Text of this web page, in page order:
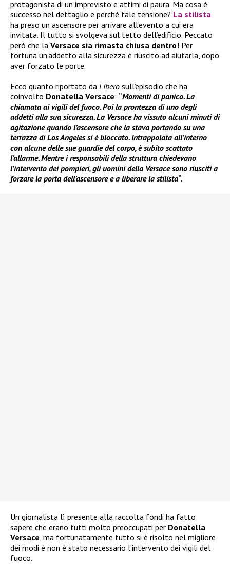
protagonista di un imprevisto e attimi di paura. Ma cosa è
successo nel dettaglio e perché tale tensione? La stilista
ha preso un ascensore per arrivare all’evento a cui era
invitata. Il tutto si svolgeva sul tetto dell’edificio. Peccato
però che la Versace sia rimasta chiusa dentro! Per
fortuna un’addetto alla sicurezza è riuscito ad aiutarla, dopo
aver forzato le porte.
Ecco quanto riportato da Libero sull’episodio che ha
coinvolto Donatella Versace: “Momenti di panico. La
chiamata ai vigili del fuoco. Poi la prontezza di uno degli
addetti alla sua sicurezza. La Versace ha vissuto alcuni minuti di
agitazione quando l’ascensore che la stava portando su una
terrazza di Los Angeles si è bloccato. Intrappolata all’interno
con alcune delle sue guardie del corpo, è subito scattato
l’allarme. Mentre i responsabili della struttura chiedevano
l’intervento dei pompieri, gli uomini della Versace sono riusciti a
forzare la porta dell’ascensore e a liberare la stilista“.
Un giornalista lì presente alla raccolta fondi ha fatto
sapere che erano tutti molto preoccupati per Donatella
Versace, ma fortunatamente tutto si è risolto nel migliore
dei modi è non è stato necessario l’intervento dei vigili del
fuoco.